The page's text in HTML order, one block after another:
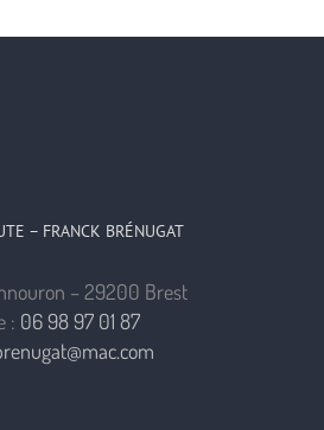
– FRANCK BRÉNUGAT
– 29200 Brest
: 06 98 97 01 87